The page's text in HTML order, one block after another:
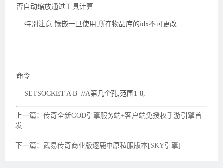
否自动缩放通过工具计算
特别注意:镶嵌一旦使用,所在物品库的idx不可更改
命令:
SETSOCKET A B //A第几个孔,范围1-8,
上一篇：传奇全新GOD引擎服务端+客户端免授权手游引擎首
发
下一篇：武易传奇商业版逐鹿中原私服版本[SKY引擎]